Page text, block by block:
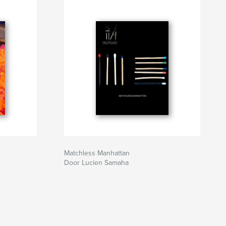
Matchless Manhattan
Door Lucien Samaha